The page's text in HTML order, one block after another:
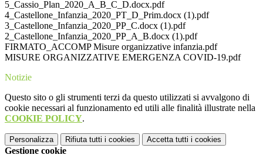
5_Cassio_Plan_2020_A_B_C_D.docx.pdf
4_Castellone_Infanzia_2020_PT_D_Prim.docx (1).pdf
3_Castellone_Infanzia_2020_PP_C.docx (1).pdf
2_Castellone_Infanzia_2020_PP_A_B.docx (1).pdf
FIRMATO_ACCOMP Misure organizzative infanzia.pdf
MISURE ORGANIZZATIVE EMERGENZA COVID-19.pdf
Notizie
Questo sito o gli strumenti terzi da questo utilizzati si avvalgono di
cookie necessari al funzionamento ed utili alle finalità illustrate nella
COOKIE POLICY.
Personalizza Rifiuta tutti i cookies Accetta tutti i cookies
Gestione cookie